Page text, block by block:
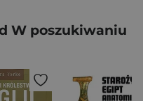
W poszukiwaniu